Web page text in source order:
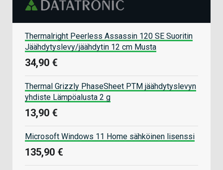
Thermalright Peerless Assassin 120 SE Suoritin
Jäähdytyslevy/jäähdytin 12 cm Musta
34,90 €
Thermal Grizzly PhaseSheet PTM jäähdytyslevyn
yhdiste Lämpöalusta 2 g
13,90 €
Microsoft Windows 11 Home sähköinen lisenssi
135,90 €